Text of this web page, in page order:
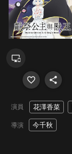
演員 花澤香菜
導演 今千秋